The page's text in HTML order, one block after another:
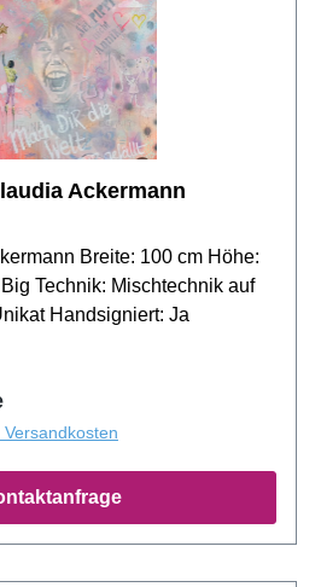
vor mit unserem
Kontaktieren Sie uns, um
Tim Davies, einem Künstler,
in lebendige Kunst
Informationen finden Sie auf
Ackermann
Breite: 100 cm Höhe:
Technik: Mischtechnik auf
Handsigniert: Ja